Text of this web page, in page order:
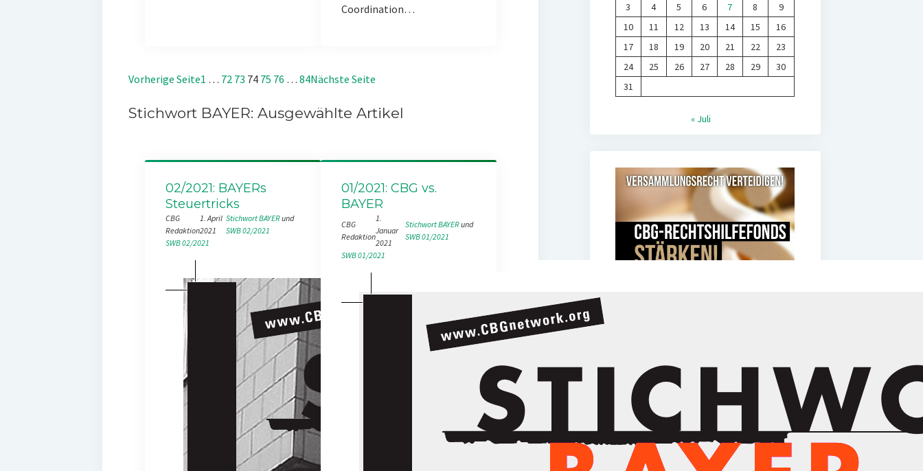
Coordination…
Vorherige Seite1 … 72 73 74 75 76 … 84Nächste Seite
Stichwort BAYER: Ausgewählte Artikel
02/2021: BAYERs
Steuertricks
CBG
Redaktion
1. April
2021
Stichwort BAYER
und
SWB 02/2021
SWB 02/2021
01/2021: CBG vs.
BAYER
CBG
Redaktion
1.
Januar
2021
Stichwort BAYER
und
SWB 01/2021
SWB 01/2021
3
4 5 6 7 8
9
10
11 12 13 14 15
16
17
18 19 20 21 22
23
24
25 26 27 28 29
30
31
« Juli